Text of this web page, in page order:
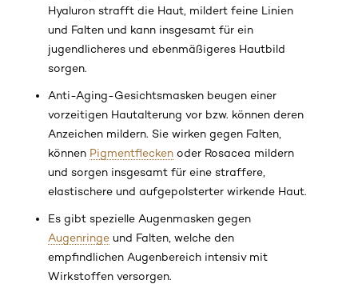
Hyaluron strafft die Haut, mildert feine Linien
und Falten und kann insgesamt für ein
jugendlicheres und ebenmäßigeres Hautbild
sorgen.
Anti-Aging-Gesichtsmasken beugen einer
vorzeitigen Hautalterung vor bzw. können deren
Anzeichen mildern. Sie wirken gegen Falten,
können Pigmentflecken oder Rosacea mildern
und sorgen insgesamt für eine straffere,
elastischere und aufgepolsterter wirkende Haut.
Es gibt spezielle Augenmasken gegen
Augenringe und Falten, welche den
empfindlichen Augenbereich intensiv mit
Wirkstoffen versorgen.